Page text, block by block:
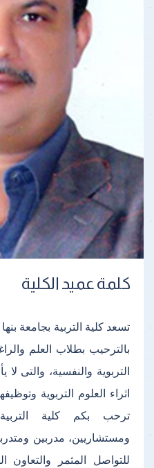
كلمة عميد الكلية
تسعد كلية التربية بجامعة
بالترحيب بطلاب العلم
التربوية والنفسية، والتى
اثراء العلوم التربوية
ترحب بكم كلية التربية
ومستشاريين، مدربين
للتواصل المثمر والتعاون